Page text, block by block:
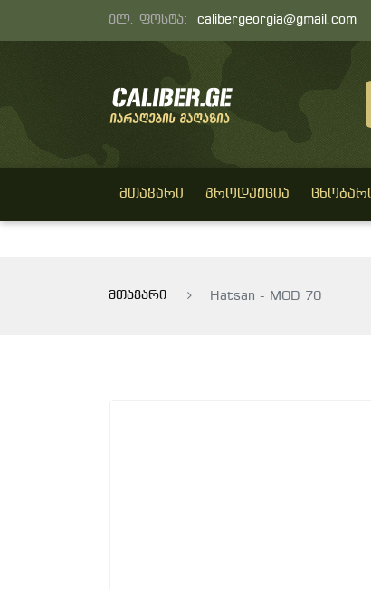
ელ. ფოსტა: calibergeorgia@gmail.com
ᲛᲗᲐᲕᲐᲠᲘ ᲞᲠᲝᲓᲣᲥᲪᲘᲐ
მთავარი Hatsan - MOD 70